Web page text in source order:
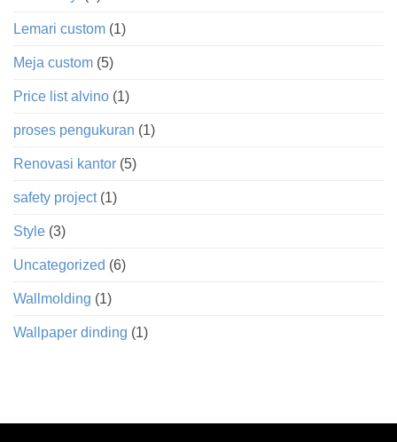
Lemari custom (1)
Meja custom (5)
Price list alvino (1)
proses pengukuran (1)
Renovasi kantor (5)
safety project(1)
Style (3)
Uncategorized (6)
Wallmolding (1)
Wallpaper dinding (1)